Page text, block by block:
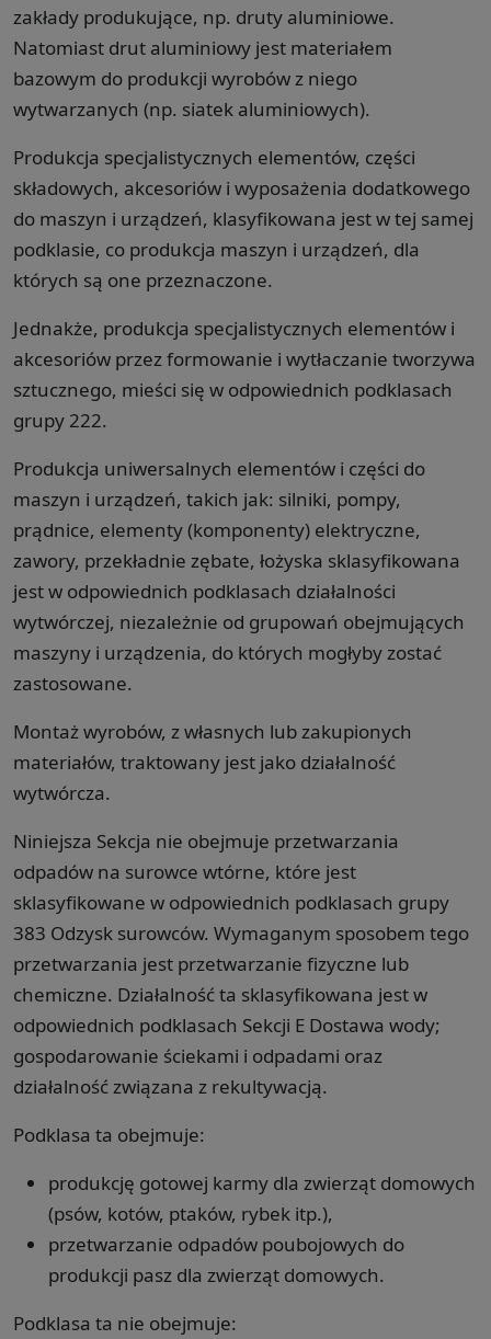
zakłady produkujące, np. druty aluminiowe.
Natomiast drut aluminiowy jest materiałem
bazowym do produkcji wyrobów z niego
wytwarzanych (np. siatek aluminiowych).
Produkcja specjalistycznych elementów, części
składowych, akcesoriów i wyposażenia dodatkowego
do maszyn i urządzeń, klasyfikowana jest w tej samej
podklasie, co produkcja maszyn i urządzeń, dla
których są one przeznaczone.
Jednakże, produkcja specjalistycznych elementów i
akcesoriów przez formowanie i wytłaczanie tworzywa
sztucznego, mieści się w odpowiednich podklasach
grupy 222.
Produkcja uniwersalnych elementów i części do
maszyn i urządzeń, takich jak: silniki, pompy,
prądnice, elementy (komponenty) elektryczne,
zawory, przekładnie zębate, łożyska sklasyfikowana
jest w odpowiednich podklasach działalności
wytwórczej, niezależnie od grupowań obejmujących
maszyny i urządzenia, do których mogłyby zostać
zastosowane.
Montaż wyrobów, z własnych lub zakupionych
materiałów, traktowany jest jako działalność
wytwórcza.
Niniejsza Sekcja nie obejmuje przetwarzania
odpadów na surowce wtórne, które jest
sklasyfikowane w odpowiednich podklasach grupy
383 Odzysk surowców. Wymaganym sposobem tego
przetwarzania jest przetwarzanie fizyczne lub
chemiczne. Działalność ta sklasyfikowana jest w
odpowiednich podklasach Sekcji E Dostawa wody;
gospodarowanie ściekami i odpadami oraz
działalność związana z rekultywacją.
Podklasa ta obejmuje:
produkcję gotowej karmy dla zwierząt domowych
(psów, kotów, ptaków, rybek itp.),
przetwarzanie odpadów poubojowych do
produkcji pasz dla zwierząt domowych.
Podklasa ta nie obejmuje: